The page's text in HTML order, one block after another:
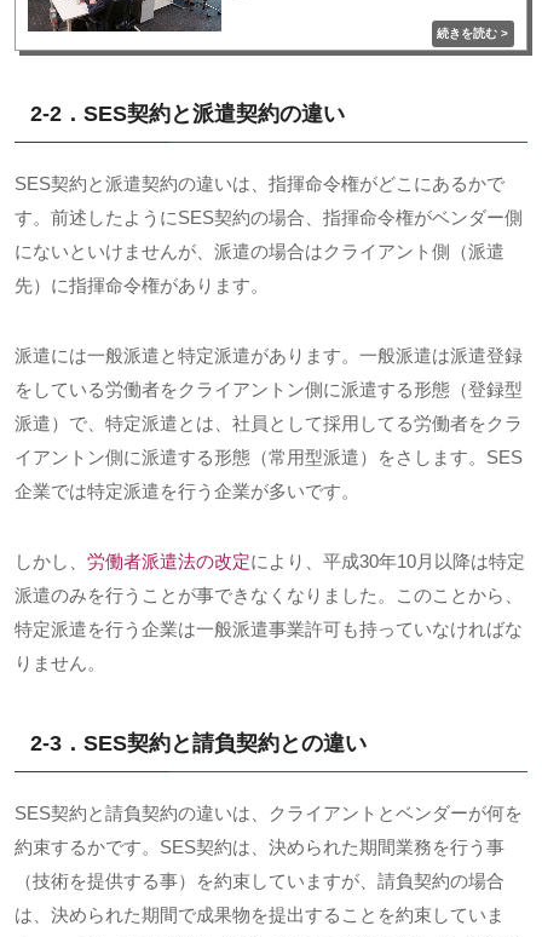
2-2． SES契約と派遣契約の違い
SES契約と派遣契約の違いは、指揮命令権がどこにあるかで
す。前述したようにSES契約の場合、指揮命令権がベンダー側
にないといけませんが、派遣の場合はクライアント側（派遣
先）に指揮命令権があります。
派遣には一般派遣と特定派遣があります。一般派遣は派遣登録
をしている労働者をクライアントン側に派遣する形態（登録型
派遣）で、特定派遣とは、社員として採用してる労働者をクラ
イアントン側に派遣する形態（常用型派遣）をさします。 SES
企業では特定派遣を行う企業が多いです。
しかし、 労働者派遣法の改定により、平成30年10月以降は特定
派遣のみを行うことが事できなくなりました。このことから、
特定派遣を行う企業は一般派遣事業許可も持っていなければな
りません。
2-3． SES契約と請負契約との違い
SES契約と請負契約の違いは、クライアントとベンダーが何を
約束するかです。 SES契約は、決められた期間業務を行う事
（技術を提供する事）を約束していますが、請負契約の場合
は、決められた期間で成果物を提出することを約束していま